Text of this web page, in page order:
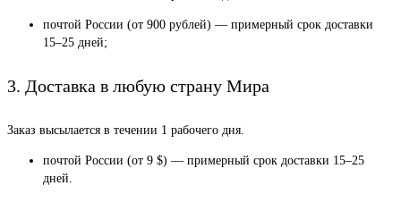
почтой России (от 900 рублей) — примерный срок доставки
15–25 дней;
3. Доставка в любую страну Мира
Заказ высылается в течении 1 рабочего дня.
почтой России (от 9 $) — примерный срок доставки 15–25
дней.